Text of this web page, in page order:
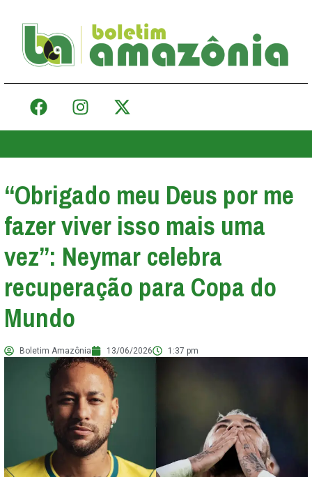
“Obrigado meu Deus por me
fazer viver isso mais uma
vez”: Neymar celebra
recuperação para Copa do
Mundo
Boletim Amazônia 13/06/2026 1:37 pm